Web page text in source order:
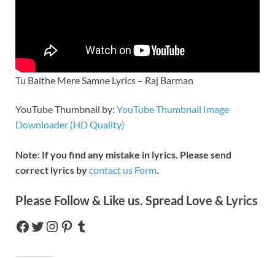
Tu Baithe Mere Samne Lyrics – Raj Barman
YouTube Thumbnail by: YouTube Thumbnail Image
Downloader (HD Quality)
Note: If you find any mistake in lyrics. Please send
correct lyrics bycontact us Form
Please Follow & Like us. Spread Love & Lyrics